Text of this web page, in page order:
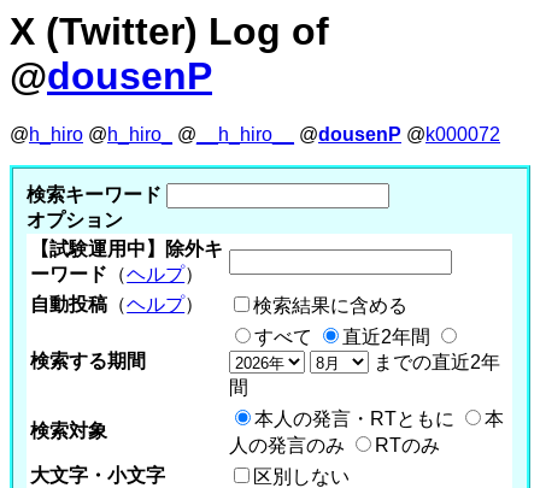
X (Twitter) Log of
@dousenP
@h_hiro @h_hiro_ @ __h_hiro__ @dousenP @k000072
検索キーワード
オプション
【試験運用中】除外キ
ーワード （ヘルプ）
自動投稿 （ヘルプ） 検索結果に含める
検索する期間
すべて
直近2年間
までの直近2年
間
検索対象
本人の発言・RTともに
本
人の発言のみ
RTのみ
大文字・小文字
区別しない